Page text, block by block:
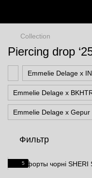
Сollection
Piercing drop
Emmelie Delage x
Emmelie Delage x
Emmelie Delage x Gepur
Фильтр
5